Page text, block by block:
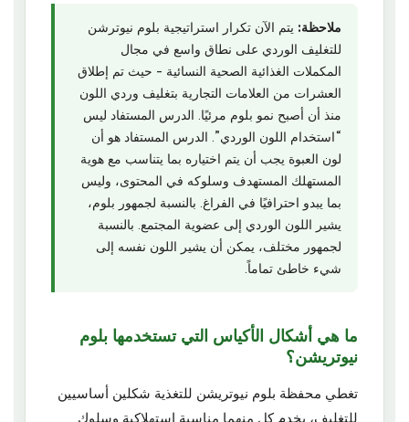
ملاحظة: يتم الآن تكرار استراتيجية بلوم نيوترشن
للتغليف الوردي على نطاق واسع في مجال
المكملات الغذائية الصحية النسائية - حيث تم إطلاق
العشرات من العلامات التجارية بتغليف وردي اللون
منذ أن أصبح نمو بلوم مرئيًا. الدرس المستفاد ليس
“استخدام اللون الوردي”. الدرس المستفاد هو أن
لون العبوة يجب أن يتم اختياره بما يتناسب مع هوية
المستهلك المستهدف وسلوكه في المحتوى، وليس
بما يبدو احترافيًا في الفراغ. بالنسبة لجمهور بلوم،
يشير اللون الوردي إلى عضوية المجتمع. بالنسبة
لجمهور مختلف، يمكن أن يشير اللون نفسه إلى
شيء خاطئ تماماً.
ما هي أشكال الأكياس التي تستخدمها بلوم
نيوتريشن؟
تغطي محفظة بلوم نيوتريشن للتغذية شكلين أساسيين
للتغليف، يخدم كل منهما مناسبة استهلاكية وسلوك